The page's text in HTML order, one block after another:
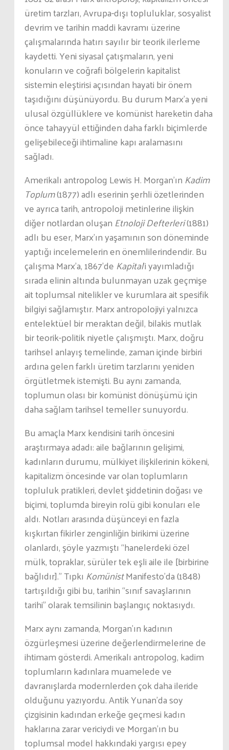
üretim tarzları, Avrupa-dışı topluluklar, sosyalist
devrim ve tarihin maddi kavramı üzerine
çalışmalarında hatırı sayılır bir teorik ilerleme
kaydetti. Yeni siyasal çatışmaların, yeni
konuların ve coğrafi bölgelerin kapitalist
sistemin eleştirisi açısından hayati bir önem
taşıdığını düşünüyordu. Bu durum Marx’a yeni
ulusal özgüllüklere ve komünist hareketin daha
önce tahayyül ettiğinden daha farklı biçimlerde
gelişebileceği ihtimaline kapı aralamasını
sağladı.
Amerikalı antropolog Lewis H. Morgan’ın Kadim
Toplum(1877) adlı eserinin şerhli özetlerinden
ve ayrıca tarih, antropoloji metinlerine ilişkin
diğer notlardan oluşan Etnoloji Defterleri(1881)
adlı bu eser, Marx’ın yaşamının son döneminde
yaptığı incelemelerin en önemlilerindendir. Bu
çalışma Marx’a, 1867’de Kapital’i yayımladığı
sırada elinin altında bulunmayan uzak geçmişe
ait toplumsal nitelikler ve kurumlara ait spesifik
bilgiyi sağlamıştır. Marx antropolojiyi yalnızca
entelektüel bir meraktan değil, bilakis mutlak
bir teorik-politik niyetle çalışmıştı. Marx, doğru
tarihsel anlayış temelinde, zaman içinde birbiri
ardına gelen farklı üretim tarzlarını yeniden
örgütletmek istemişti. Bu aynı zamanda,
toplumun olası bir komünist dönüşümü için
daha sağlam tarihsel temeller sunuyordu.
Bu amaçla Marx kendisini tarih öncesini
araştırmaya adadı: aile bağlarının gelişimi,
kadınların durumu, mülkiyet ilişkilerinin kökeni,
kapitalizm öncesinde var olan toplumların
topluluk pratikleri, devlet şiddetinin doğası ve
biçimi, toplumda bireyin rolü gibi konuları ele
aldı. Notları arasında düşünceyi en fazla
kışkırtan fikirler zenginliğin birikimi üzerine
olanlardı, şöyle yazmıştı “hanelerdeki özel
mülk, topraklar, sürüler tek eşli aile ile [birbirine
bağlıdır].” Tıpkı KomünistManifesto’da (1848)
tartışıldığı gibi bu, tarihin “sınıf savaşlarının
tarihi” olarak temsilinin başlangıç noktasıydı.
Marx aynı zamanda, Morgan’ın kadının
özgürleşmesi üzerine değerlendirmelerine de
ihtimam gösterdi. Amerikalı antropolog, kadim
toplumların kadınlara muamelede ve
davranışlarda modernlerden çok daha ileride
olduğunu yazıyordu. Antik Yunan’da soy
çizgisinin kadından erkeğe geçmesi kadın
haklarına zarar vericiydi ve Morgan’ın bu
toplumsal model hakkındaki yargısı epey